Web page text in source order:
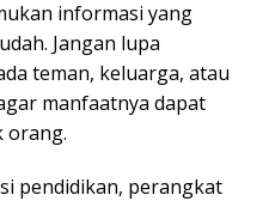
informasi yang
Jangan lupa
teman, keluarga, atau
manfaatnya dapat
orang.
pendidikan, perangkat